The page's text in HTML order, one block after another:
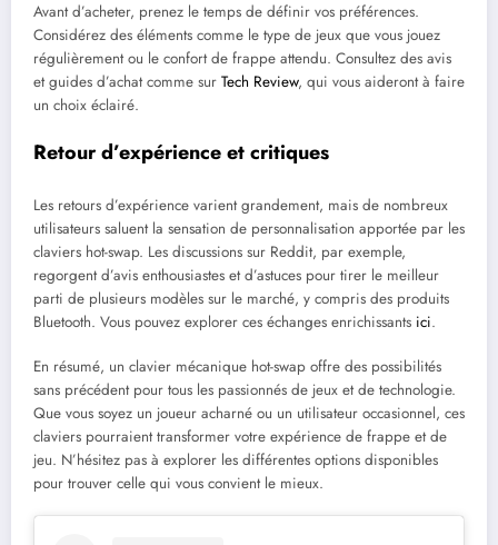
Avant d’acheter, prenez le temps de définir vos préférences.
Considérez des éléments comme le type de jeux que vous jouez
régulièrement ou le confort de frappe attendu. Consultez des avis
et guides d’achat comme sur Tech Review, qui vous aideront à faire
un choix éclairé.
Retour d’expérience et critiques
Les retours d’expérience varient grandement, mais de nombreux
utilisateurs saluent la sensation de personnalisation apportée par les
claviers hot-swap. Les discussions sur Reddit, par exemple,
regorgent d’avis enthousiastes et d’astuces pour tirer le meilleur
parti de plusieurs modèles sur le marché, y compris des produits
Bluetooth. Vous pouvez explorer ces échanges enrichissants ici.
En résumé, un clavier mécanique hot-swap offre des possibilités
sans précédent pour tous les passionnés de jeux et de technologie.
Que vous soyez un joueur acharné ou un utilisateur occasionnel, ces
claviers pourraient transformer votre expérience de frappe et de
jeu. N’hésitez pas à explorer les différentes options disponibles
pour trouver celle qui vous convient le mieux.